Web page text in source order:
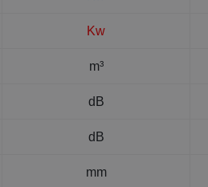
Kw
m³
dB
dB
mm